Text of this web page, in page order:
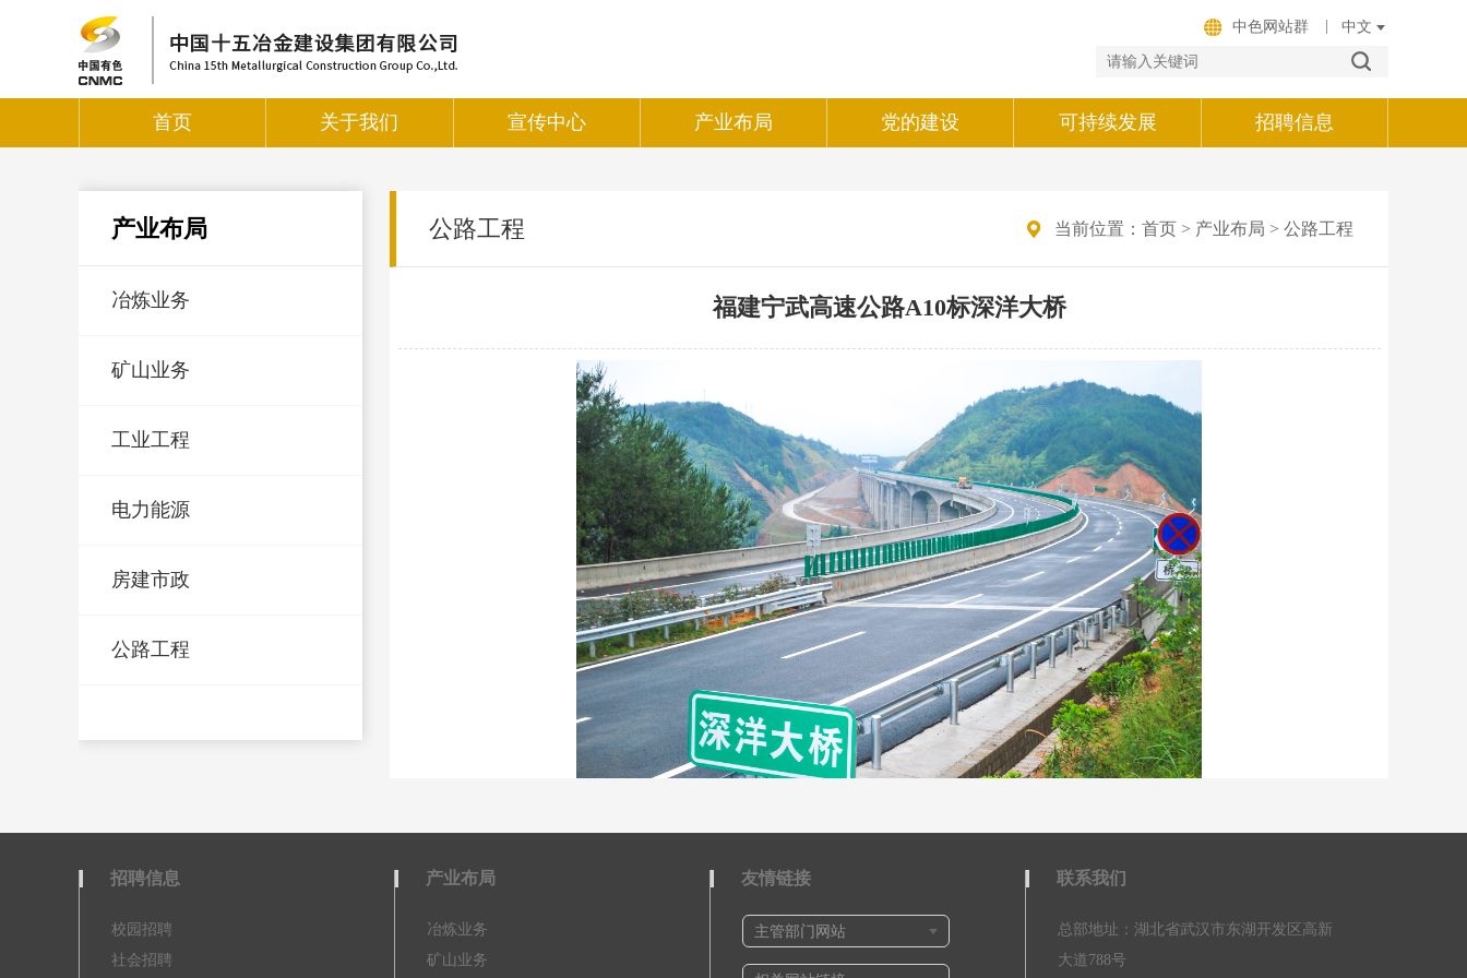
中色网站群
首页 关于我们 宣传中心 产业布局 党的建设 可持续发展 招聘信息
产业布局
冶炼业务
矿山业务
工业工程
电力能源
房建市政
公路工程
公路工程 当前位置： 首页 > 产业布局 > 公路工程
福建宁武高速公路A10标深洋大桥
招聘信息
校园招聘
社会招聘
产业布局
冶炼业务
矿山业务
友情链接 联系我们
总部地址：湖北省武汉市东湖开发区高新
大道788号